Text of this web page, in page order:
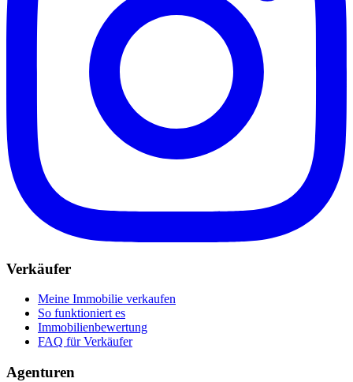
Verkäufer
Meine Immobilie verkaufen
So funktioniert es
Immobilienbewertung
FAQ für Verkäufer
Agenturen